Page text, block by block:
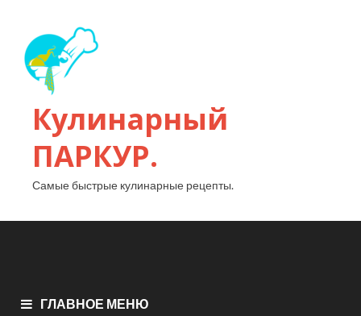
Кулинарный
ПАРКУР.
Самые быстрые кулинарные рецепты.
ГЛАВНОЕ МЕНЮ